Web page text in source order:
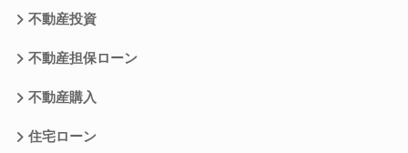
不動産投資
不動産担保ローン
不動産購入
住宅ローン